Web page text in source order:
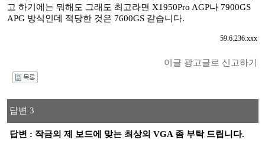
고 하기에는 뭐해도 그래도 최고라면 X1950Pro AGP나 7900GS
APG 방식인데 적당한 것은 7600GS 같습니다.
59.6.236.xxx
이글 광고글로 신고하기
답변 3
답변 : 작금의 제 보드에 맞는 최상의 VGA 좀 부탁 드립니다.